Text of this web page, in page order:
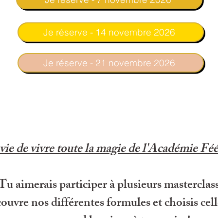
Je réserve - 14 novembre 2026
Je réserve - 21 novembre 2026
de vivre toute la magie de l'Académie
aimerais participer à plusieurs
nos différentes formules et choisis